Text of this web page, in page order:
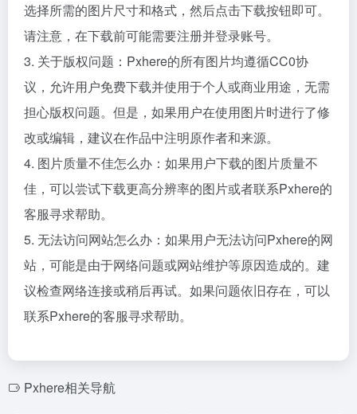
选择所需的图片尺寸和格式，然后点击下载按钮即可。
请注意，在下载前可能需要注册并登录账号。
3. 关于版权问题：Pxhere的所有图片均遵循CC0协
议，允许用户免费下载并使用于个人或商业用途，无需
担心版权问题。但是，如果用户在使用图片时进行了修
改或编辑，建议在作品中注明原作者和来源。
4. 图片质量不佳怎么办：如果用户下载的图片质量不
佳，可以尝试下载更高分辨率的图片或者联系Pxhere的
客服寻求帮助。
5. 无法访问网站怎么办：如果用户无法访问Pxhere的网
站，可能是由于网络问题或网站维护等原因造成的。建
议检查网络连接或稍后再试。如果问题依旧存在，可以
联系Pxhere的客服寻求帮助。
Pxhere相关导航